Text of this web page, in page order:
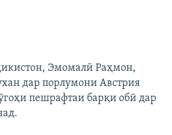
Эмомалӣ Раҳмон,
дар порлумони Австрия
пешрафтаи барқи обӣ дар